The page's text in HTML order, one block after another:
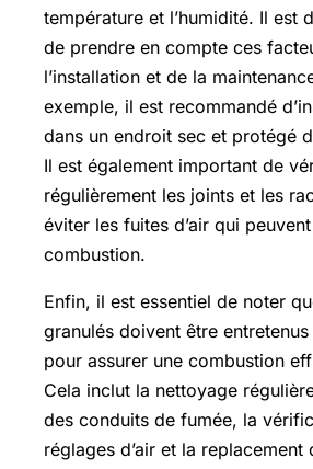
température et l’humidité. Il est
de prendre en compte ces
l’installation et de la
exemple, il est recommandé
dans un endroit sec et protégé
Il est également important de
régulièrement les joints et les
éviter les fuites d’air qui
combustion.
Enfin, il est essentiel de noter
granulés doivent être
pour assurer une combustion
Cela inclut la nettoyage
des conduits de fumée, la
réglages d’air et la replacement